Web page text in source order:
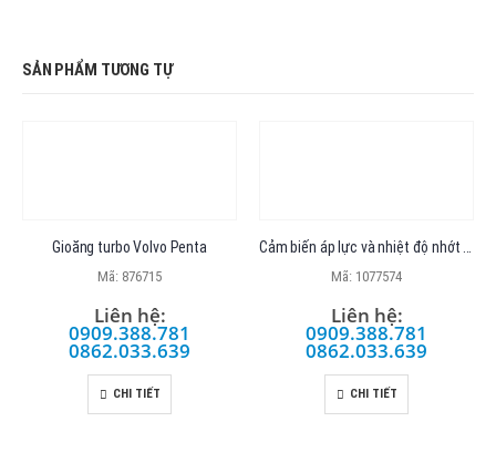
SẢN PHẨM TƯƠNG TỰ
Gioăng turbo Volvo Penta
Mã: 876715
Liên hệ:
0909.388.781
0862.033.639
CHI TIẾT
Cảm biến áp lực và nhiệt độ nhớt Volvo
Mã: 1077574
Liên hệ:
0909.388.781
0862.033.639
CHI TIẾT